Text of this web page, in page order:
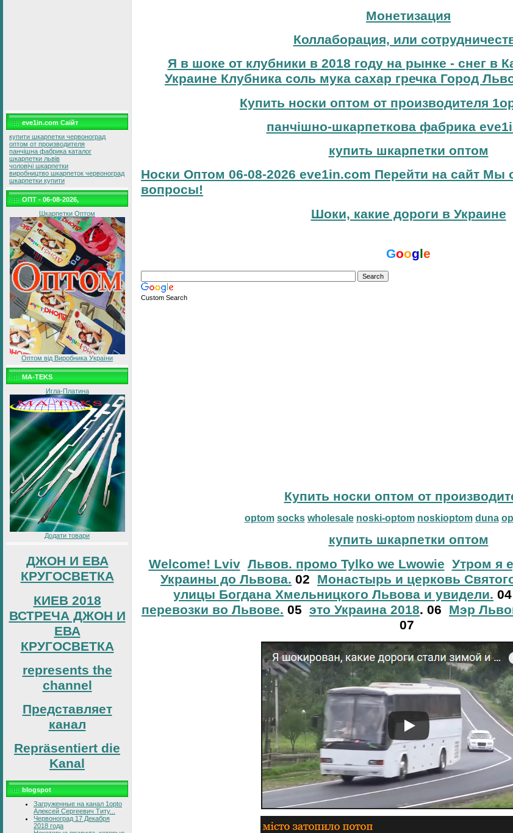
eve1in.com Саїйт
купити шкарпетки червоноград
оптом от производителя
панчішна фабрика каталог
шкарпетки львів
чоловічі шкарпетки
виробництво шкарпеток червоноград
шкарпетки купити
ОПТ - 06-08-2026,
Шкарпетки Оптом
Оптом від Виробника України
MA-TEKS
Игла-Платина
Додати товари
ДЖОН И ЕВА
КРУГОСВЕТКА
КИЕВ 2018
ВСТРЕЧА ДЖОН И
ЕВА
КРУГОСВЕТКА
represents the
channel
Представляет
канал
Repräsentiert die
Kanal
blogspot
Загруженные на канал 1opto
Алексей Сергеевич Титу...
Червоноград 17 Декабря
2018 года
Монетизация
Коллаборация, или
Я в шоке от клубники в 2018 году на рынке - снег в
Украине Клубника соль мука сахар гречка Город
Купить носки оптом от производителя
панчішно-шкарпеткова фабрика
купить шкарпетки оптом
Носки Оптом 06-08-2026 eve1in.com Перейти на сайт Мы
вопросы!
Шоки, какие дороги в Украине
Google
Custom Search
Купить носки оптом от
optom socks wholesale noski-optom noskioptom duna
купить шкарпетки оптом
Welcome! Lviv Львов. промо Tylko we Lwowie Утром я
Украины до Львова. 02 Монастырь и церковь
улицы Богдана Хмельницкого Львова и увидели. 04
перевозки во Львове. 05 это Украина 2018. 06 Мэр
07